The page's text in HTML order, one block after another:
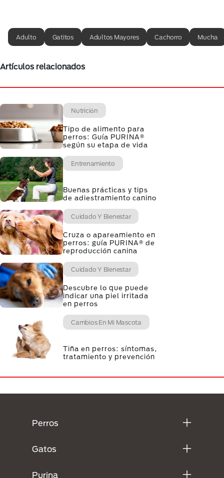
Adulto Gatitos Adultos Mayores Cachorro Mucha
Artículos relacionados
Nutrición
Tipo de alimento para
perros: Guía PURINA®
según su etapa de vida
Entrenamiento
Buenas prácticas y tips
de adiestramiento canino
Cuidado Y Bienestar
Cruza o apareamiento en
perros: guía PURINA® de
reproducción canina
Cuidado Y Bienestar
Descubre lo que puede
indicar una piel irritada
en perros
Cambios En Mi Mascota
Tiña en perros: síntomas,
tratamiento y prevención
Perros
Gatos
Purina